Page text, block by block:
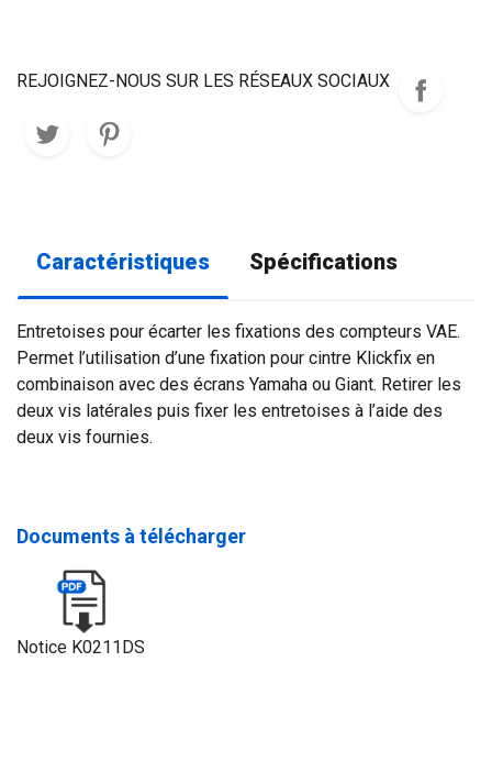
REJOIGNEZ-NOUS SUR LES RÉSEAUX SOCIAUX
Caractéristiques Spécifications
Entretoises pour écarter les fixations des compteurs VAE.
Permet l’utilisation d’une fixation pour cintre Klickfix en
combinaison avec des écrans Yamaha ou Giant. Retirer les
deux vis latérales puis fixer les entretoises à l’aide des
deux vis fournies.
Documents à télécharger
Notice K0211DS